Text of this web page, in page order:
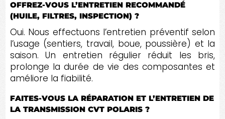
OFFREZ-VOUS L’ENTRETIEN RECOMMANDÉ
(HUILE, FILTRES, INSPECTION) ?
Oui. Nous effectuons l’entretien préventif selon
l’usage (sentiers, travail, boue, poussière) et la
saison. Un entretien régulier réduit les bris,
prolonge la durée de vie des composantes et
améliore la fiabilité.
FAITES-VOUS LA RÉPARATION ET L’ENTRETIEN DE
LA TRANSMISSION CVT POLARIS ?